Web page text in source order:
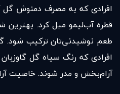
افرادی که به مصرف دمنوش گل
قطره آب‌لیمو میل کرد. بهترین
افرادی که رنگ سیاه گل
آرام‌بخش و مدر شوند. خاصیت